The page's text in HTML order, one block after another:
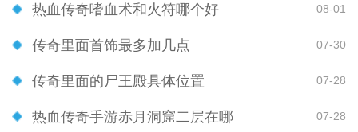
热血传奇嗜血术和火符哪个好 08-01
传奇里面首饰最多加几点 07-30
传奇里面的尸王殿具体位置 07-28
热血传奇手游赤月洞窟二层在哪 07-28